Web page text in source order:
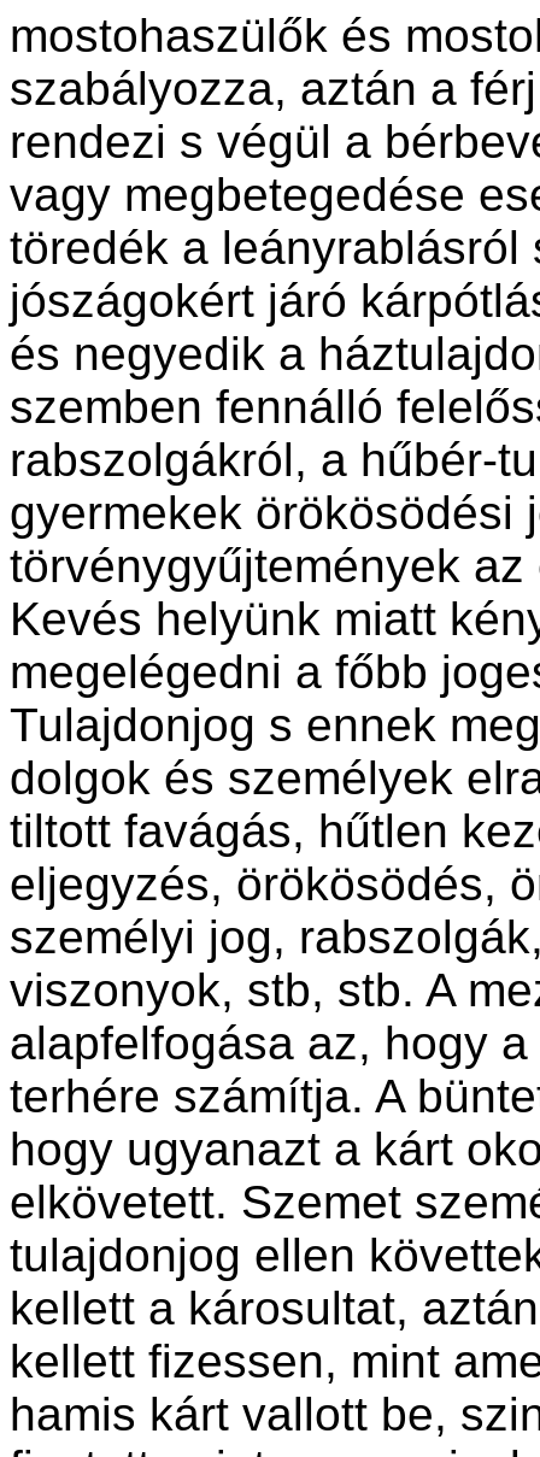
mostohaszülők és
szabályozza, aztán a
rendezi s végül a
vagy megbetegedése
töredék a
jószágokért járó
és negyedik a
szemben fennálló
rabszolgákról, a hűbér-
gyermekek örökösödési
törvénygyűjtemények
Kevés helyünk miatt
megelégedni a főbb
Tulajdonjog s ennek
dolgok és személyek
tiltott favágás, hűtlen
eljegyzés, örökösödés,
személyi jog,
viszonyok, stb, stb. A
alapfelfogása az, hogy
terhére számítja. A
hogy ugyanazt a kárt
elkövetett. Szemet
tulajdonjog ellen
kellett a károsultat,
kellett fizessen, mint
hamis kárt vallott be,